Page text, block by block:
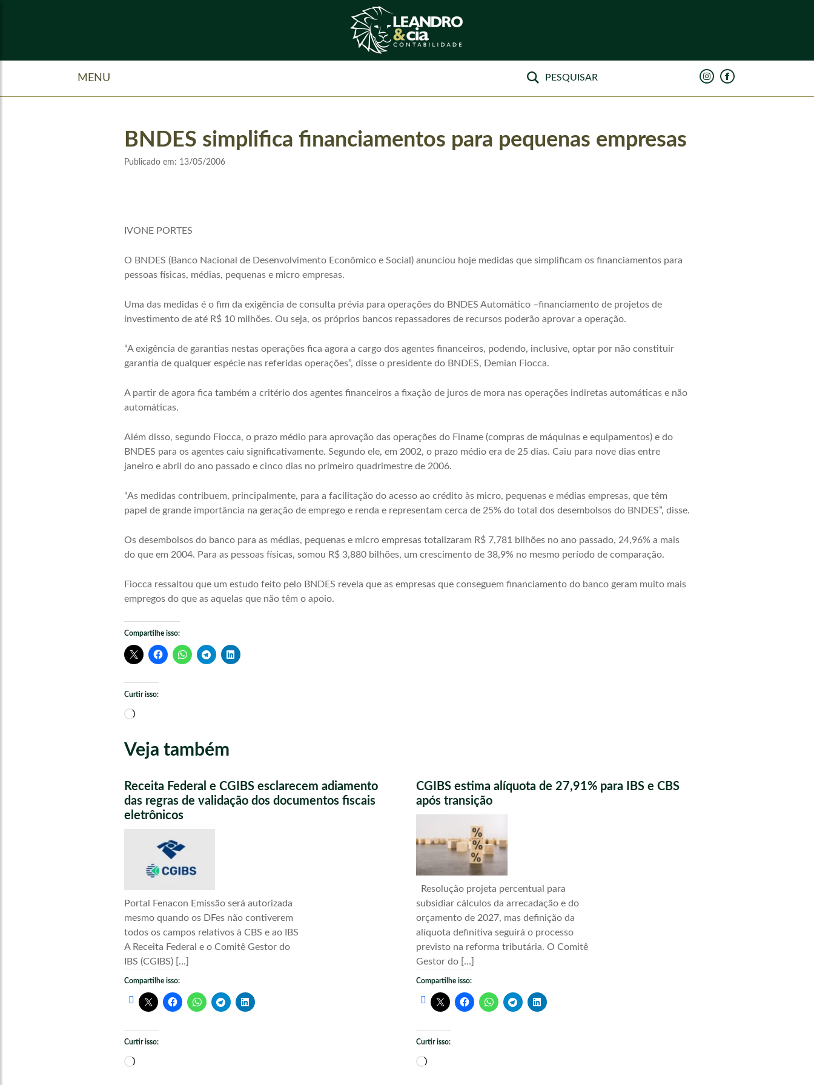
MENU
BNDES simplifica financiamentos para pequenas empresas
Publicado em: 13/05/2006
IVONE PORTES
O BNDES (Banco Nacional de Desenvolvimento Econômico e Social) anunciou hoje medidas que simplificam os financiamentos para
pessoas físicas, médias, pequenas e micro empresas.
Uma das medidas é o fim da exigência de consulta prévia para operações do BNDES Automático –financiamento de projetos de
investimento de até R$ 10 milhões. Ou seja, os próprios bancos repassadores de recursos poderão aprovar a operação.
“A exigência de garantias nestas operações fica agora a cargo dos agentes financeiros, podendo, inclusive, optar por não constituir
garantia de qualquer espécie nas referidas operações”, disse o presidente do BNDES, Demian Fiocca.
A partir de agora fica também a critério dos agentes financeiros a fixação de juros de mora nas operações indiretas automáticas e não
automáticas.
Além disso, segundo Fiocca, o prazo médio para aprovação das operações do Finame (compras de máquinas e equipamentos) e do
BNDES para os agentes caiu significativamente. Segundo ele, em 2002, o prazo médio era de 25 dias. Caiu para nove dias entre
janeiro e abril do ano passado e cinco dias no primeiro quadrimestre de 2006.
“As medidas contribuem, principalmente, para a facilitação do acesso ao crédito às micro, pequenas e médias empresas, que têm
papel de grande importância na geração de emprego e renda e representam cerca de 25% do total dos desembolsos do BNDES”, disse.
Os desembolsos do banco para as médias, pequenas e micro empresas totalizaram R$ 7,781 bilhões no ano passado, 24,96% a mais
do que em 2004. Para as pessoas físicas, somou R$ 3,880 bilhões, um crescimento de 38,9% no mesmo período de comparação.
Fiocca ressaltou que um estudo feito pelo BNDES revela que as empresas que conseguem financiamento do banco geram muito mais
empregos do que as aquelas que não têm o apoio.
Compartilhe isso:
Curtir isso:
Carregando...
Veja também
Receita Federal e CGIBS esclarecem adiamento
das regras de validação dos documentos fiscais
eletrônicos
Portal Fenacon Emissão será autorizada
mesmo quando os DFes não contiverem
todos os campos relativos à CBS e ao IBS
A Receita Federal e o Comitê Gestor do
IBS (CGIBS) […]
Compartilhe isso:
Curtir isso:
Carregando...
CGIBS estima alíquota de 27,91% para IBS e CBS
após transição
Resolução projeta percentual para
subsidiar cálculos da arrecadação e do
orçamento de 2027, mas definição da
alíquota definitiva seguirá o processo
previsto na reforma tributária. O Comitê
Gestor do […]
Compartilhe isso:
Curtir isso:
Carregando...